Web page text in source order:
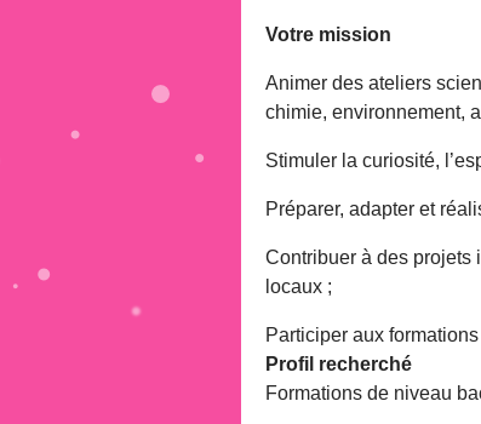
Votre mission
Animer des ateliers
chimie, environnement,
Stimuler la curiosité,
Préparer, adapter et
Contribuer à des projets
locaux ;
Participer aux
Profil recherché
Formations de niveau